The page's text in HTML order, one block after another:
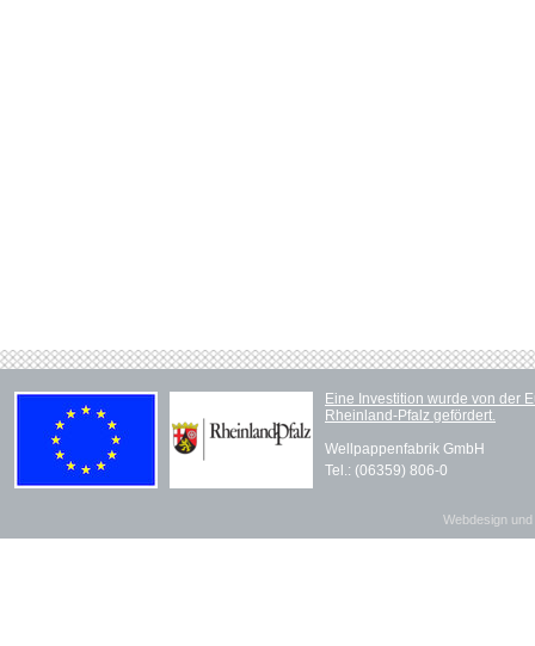
Eine Investition wurde von der
Rheinland-Pfalz gefördert.
Wellpappenfabrik GmbH
Tel.: (06359) 806-0
Webdesign